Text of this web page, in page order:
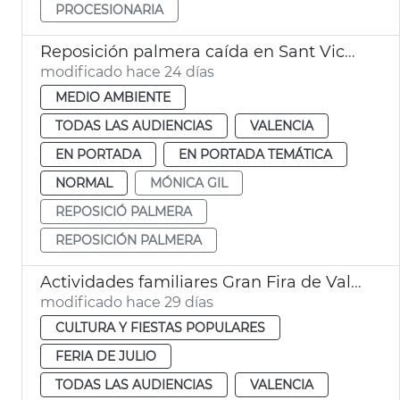
PROCESIONARIA
Reposición palmera caída en Sant Vicent Mártir - Bailén. València
modificado hace 24 días
MEDIO AMBIENTE
TODAS LAS AUDIENCIAS
VALENCIA
EN PORTADA
EN PORTADA TEMÁTICA
NORMAL
MÓNICA GIL
REPOSICIÓ PALMERA
REPOSICIÓN PALMERA
Actividades familiares Gran Fira de València
modificado hace 29 días
CULTURA Y FIESTAS POPULARES
FERIA DE JULIO
TODAS LAS AUDIENCIAS
VALENCIA